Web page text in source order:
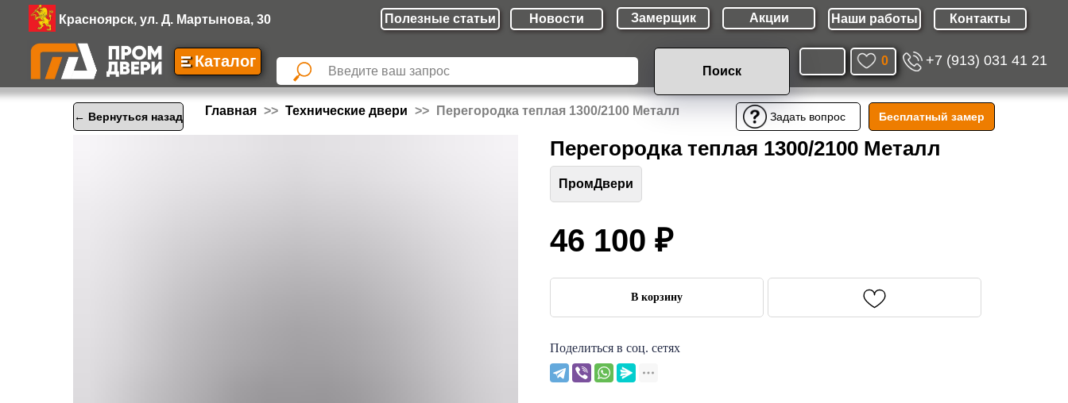
Новости Замерщик Акции Наши работы Контакты
Красноярск, ул. Д. Мартынова, 30 Полезные cтатьи
Поиск
0
Каталог +7 (913) 031 41 21
Задать вопрос Бесплатный замер
← Вернуться назад Главная Технические двери Перегородка теплая 1300/2100 Металл
Перегородка теплая 1300/2100 Металл
ПромДвери
46 100 ₽
В корзину
Поделиться в соц. сетях